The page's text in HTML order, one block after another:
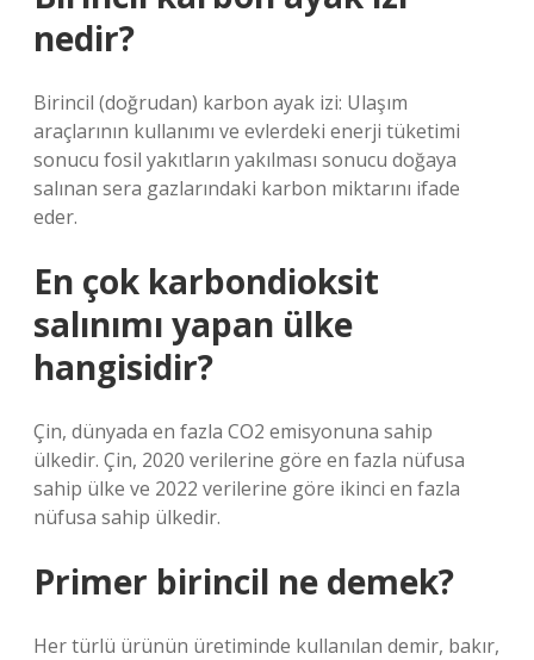
nedir?
Birincil (doğrudan) karbon ayak izi: Ulaşım
araçlarının kullanımı ve evlerdeki enerji tüketimi
sonucu fosil yakıtların yakılması sonucu doğaya
salınan sera gazlarındaki karbon miktarını ifade
eder.
En çok karbondioksit
salınımı yapan ülke
hangisidir?
Çin, dünyada en fazla CO2 emisyonuna sahip
ülkedir. Çin, 2020 verilerine göre en fazla nüfusa
sahip ülke ve 2022 verilerine göre ikinci en fazla
nüfusa sahip ülkedir.
Primer birincil ne demek?
Her türlü ürünün üretiminde kullanılan demir, bakır,